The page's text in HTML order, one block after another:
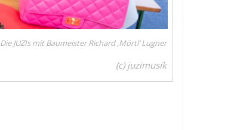
Die JUZIs mit Baumeister Richard ‚Mörtl‘ Lugner
(c) juzimusik